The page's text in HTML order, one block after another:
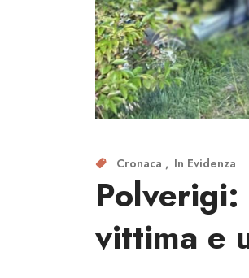
Cronaca In Evidenza
vittima e